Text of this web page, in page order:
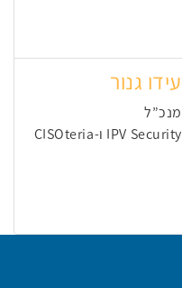
עידו גנור
מנכ”ל
IPV Security ו-CISOteria